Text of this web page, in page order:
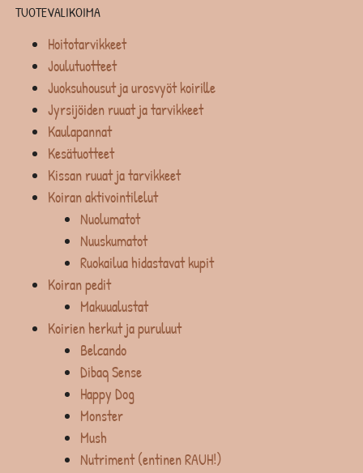
TUOTEVALIKOIMA
Hoitotarvikkeet
Joulutuotteet
Juoksuhousut ja urosvyöt koirille
Jyrsijöiden ruuat ja tarvikkeet
Kaulapannat
Kesätuotteet
Kissan ruuat ja tarvikkeet
Koiran aktivointilelut
Nuolumatot
Nuuskumatot
Ruokailua hidastavat kupit
Koiran pedit
Makuualustat
Koirien herkut ja puruluut
Belcando
Dibaq Sense
Happy Dog
Monster
Mush
Nutriment (entinen RAUH!)